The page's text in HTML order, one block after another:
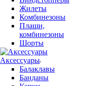
Жилеты
Комбинезоны
Плащи,
комбинезоны
Шорты
Аксессуары
Балаклавы
Банданы